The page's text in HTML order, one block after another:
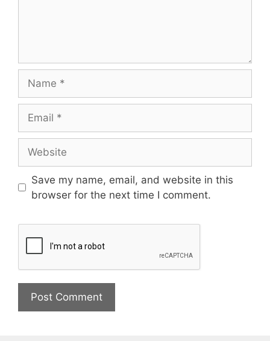
Save my name, email, and website in this
browser for the next time I comment.